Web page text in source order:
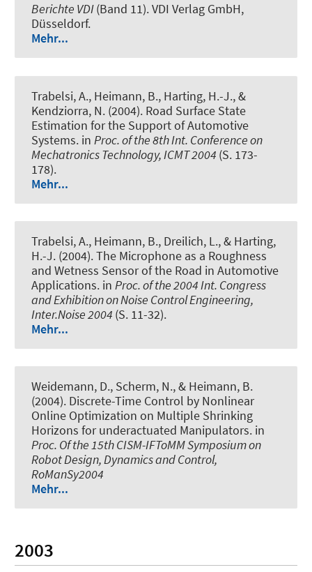
Berichte VDI(Band 11). VDI Verlag GmbH,
Düsseldorf.
Mehr...
Trabelsi, A., Heimann, B., Harting, H.-J., &
Kendziorra, N. (2004). Road Surface State
Estimation for the Support of Automotive
Systems. in Proc. of the 8th Int. Conference on
Mechatronics Technology, ICMT 2004 (S. 173-
178).
Mehr...
Trabelsi, A., Heimann, B., Dreilich, L., & Harting,
H.-J. (2004).The Microphone as a Roughness
and Wetness Sensor of the Road in Automotive
Applications. in Proc. of the 2004 Int. Congress
and Exhibition on Noise Control Engineering,
Inter.Noise 2004 (S. 11-32).
Mehr...
Weidemann, D., Scherm, N., & Heimann, B.
(2004). Discrete-Time Control by Nonlinear
Online Optimization on Multiple Shrinking
Horizons for underactuated Manipulators. in
Proc. Of the 15th CISM-IFToMM Symposium on
Robot Design, Dynamics and Control,
RoManSy2004
Mehr...
2003